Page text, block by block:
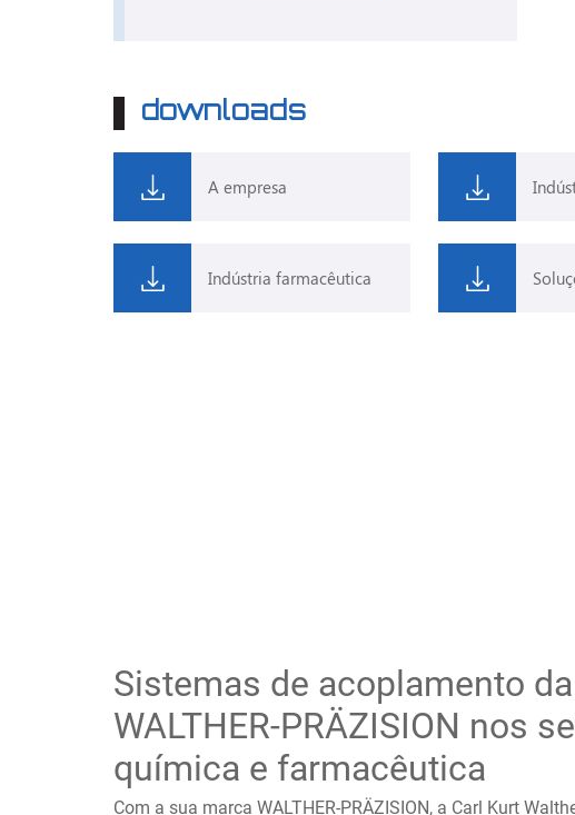
downloads
A empresa
Indústria farmacêutica
Sistemas de acoplamento da
WALTHER-PRÄZISION nos
química e farmacêutica
Com a sua marca WALTHER-PRÄZISION, a Carl Kurt